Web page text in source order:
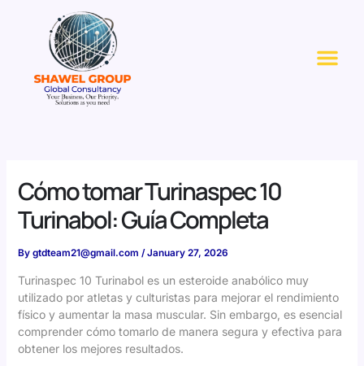
Cómo tomar Turinaspec 10
Turinabol: Guía Completa
By gtdteam21@gmail.com /January 27, 2026
Turinaspec 10 Turinabol es un esteroide anabólico muy
utilizado por atletas y culturistas para mejorar el rendimiento
físico y aumentar la masa muscular. Sin embargo, es esencial
comprender cómo tomarlo de manera segura y efectiva para
obtener los mejores resultados.